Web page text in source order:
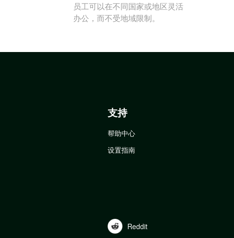
员工可以在不同国家或地区灵活
办公，而不受地域限制。
支持
帮助中心
设置指南
Reddit